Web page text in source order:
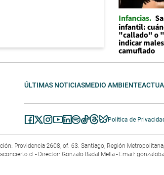
Infancias
infantil:
"callado" o
indicar
camuflado
ÚLTIMAS NOTICIASMEDIO AMBIENTE
Política de
Providencia 2608, of. 63. Santiago, Región
- Director: Gonzalo Badal Mella - Email: